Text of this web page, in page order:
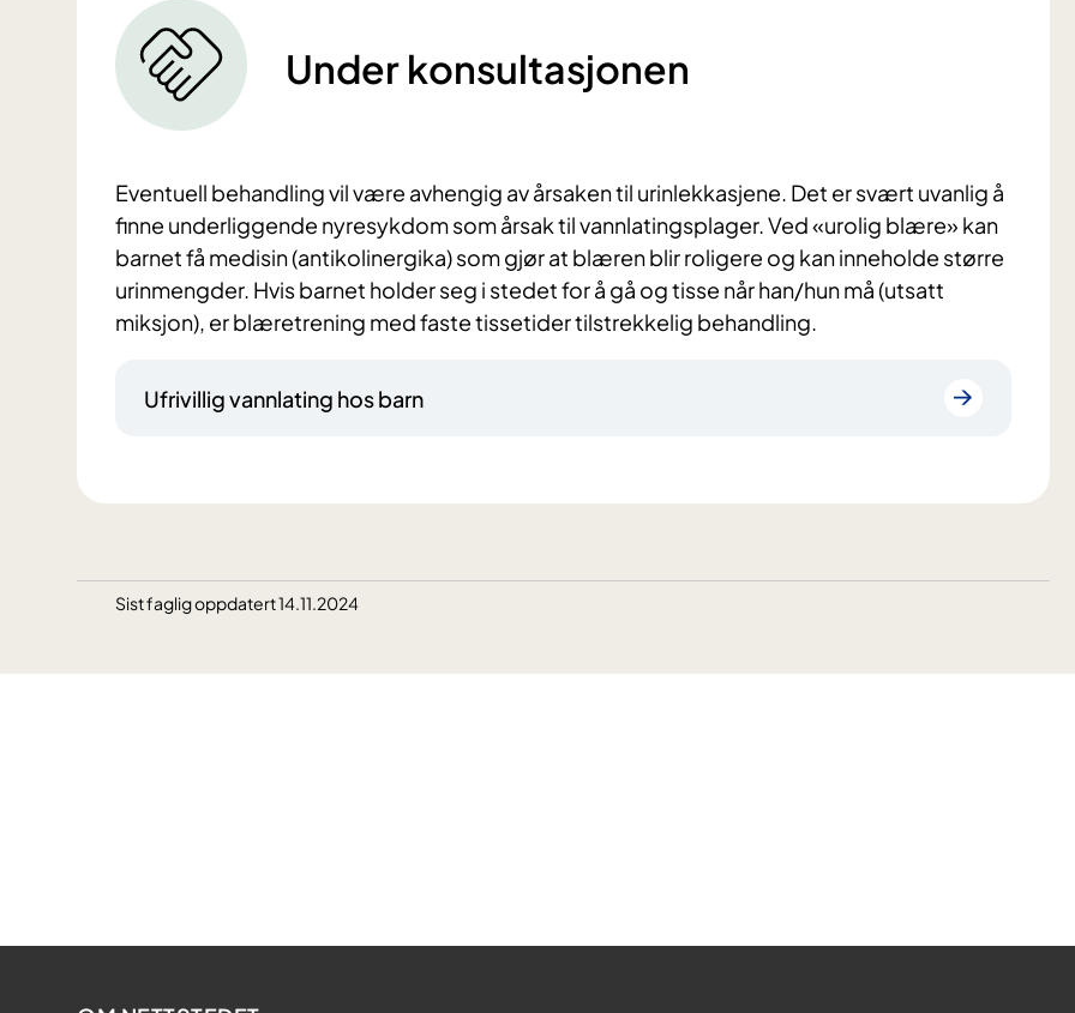
Under konsultasjonen
Eventuell behandling vil være avhengig av årsaken til urinlekkasjene. Det er svært uvanlig å
finne underliggende nyresykdom som årsak til vannlatingsplager. Ved «urolig blære» kan
barnet få medisin (antikolinergika) som gjør at blæren blir roligere og kan inneholde større
urinmengder. Hvis barnet holder seg i stedet for å gå og tisse når han/hun må (utsatt
miksjon), er blæretrening med faste tissetider tilstrekkelig behandling.
Ufrivillig vannlating hos barn
Sist faglig oppdatert 14.11.2024